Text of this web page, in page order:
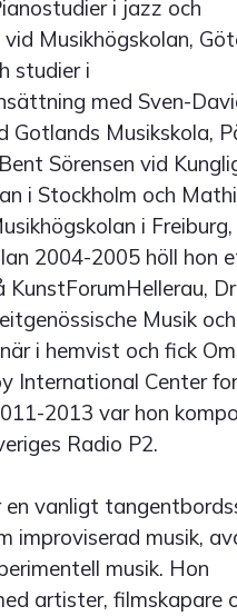
i jazz och
Musikhögskolan,
studier i
med Sven-
Gotlands Musikskola,
Sörensen vid
i Stockholm och
i Freiburg,
2004-2005 höll hon
KunstForumHellerau,
Musik
i hemvist och fick
International Center
2013 var hon
Radio P2.
en vanligt
improviserad musik,
musik. Hon
artister, filmskapare